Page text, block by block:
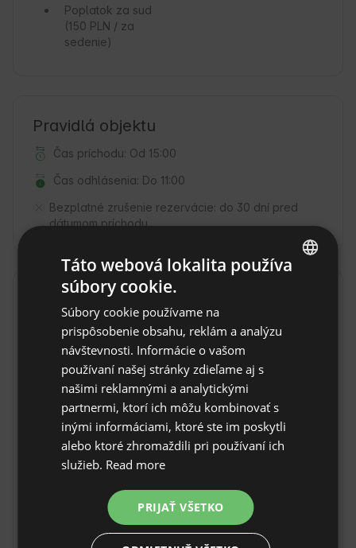
Poplatok za sud
(150 PLN / za
sedenie)
Pravidlá objektu
Čas príchodu: Od 15:00
Čas odhlásenia: Do 11:00
Bezplatné zrušenie rezervácie: do 30 dní pred
dátumom príchodu
Rzepiska, kraj. małopolskie, Poľsko
FRENCH
CZECH
Táto webová lokalita používa
súbory cookie.
Súbory cookie používame na
prispôsobenie obsahu, reklám a analýzu
návštevnosti. Informácie o vašom
používaní našej stránky zdieľame aj s
našimi reklamnými a analytickými
partnermi, ktorí ich môžu kombinovať s
inými informáciami, ktoré ste im poskytli
alebo ktoré zhromaždili pri používaní ich
služieb. Read more
PRIJAŤ VŠETKO